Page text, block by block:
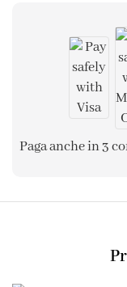
Paga anche in 3